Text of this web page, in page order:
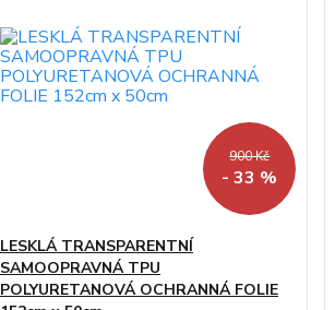
900 Kč
- 33 %
LESKLÁ TRANSPARENTNÍ
SAMOOPRAVNÁ TPU
POLYURETANOVÁ OCHRANNÁ FOLIE